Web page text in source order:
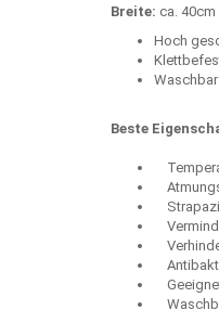
Breite: ca. 40cm
Hoch
Beste